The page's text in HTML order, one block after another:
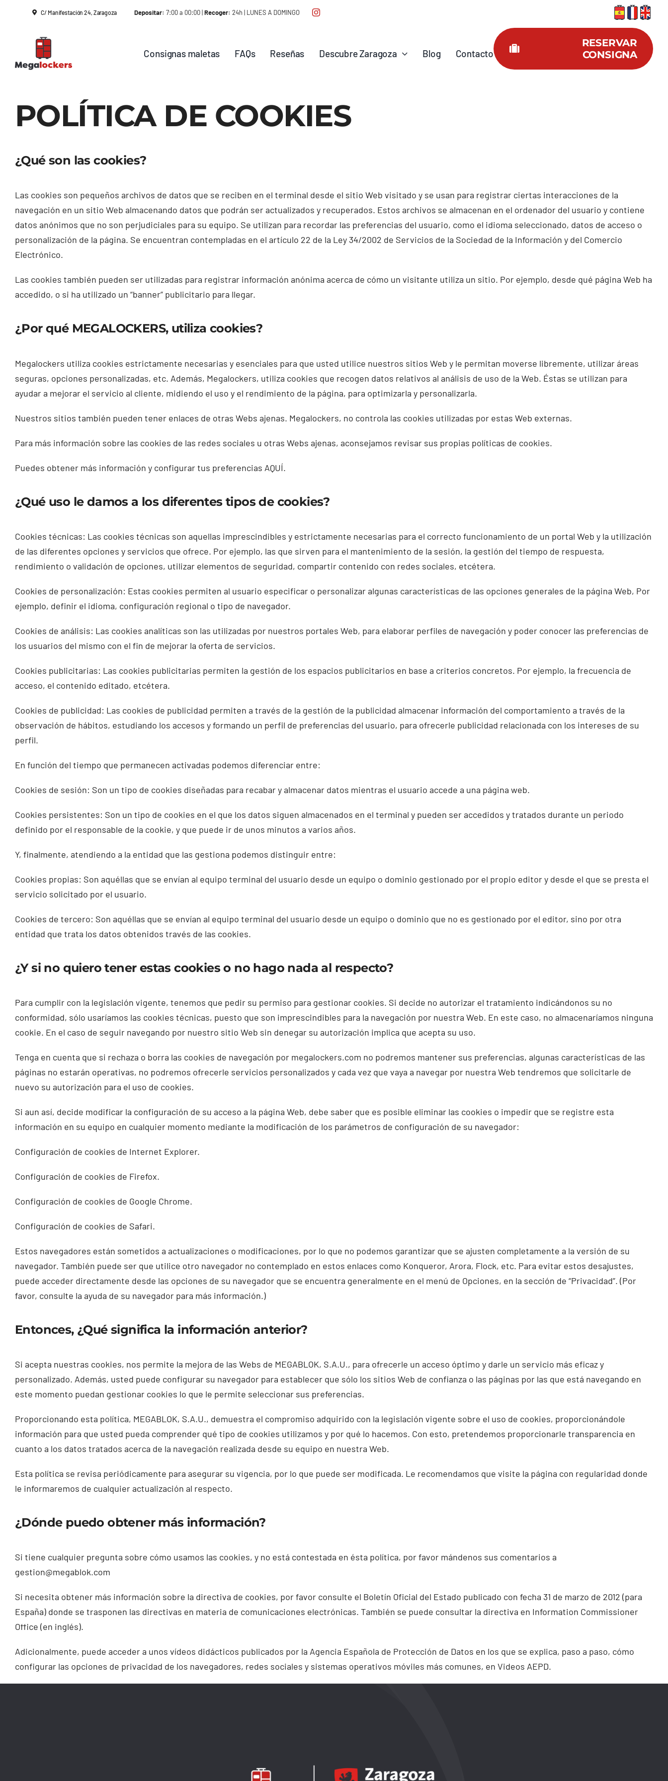
C/ Manifestación 24, Zaragoza Depositar: 7:00 a 00:00 |Recoger: 24h | LUNES A DOMINGO
Consignas maletas FAQs Reseñas Descubre Zaragoza Blog Contacto
RESERVAR
CONSIGNA
POLÍTICA DE COOKIES
¿Qué son las cookies?
Las cookies son pequeños archivos de datos que se reciben en el terminal desde el sitio Web visitado y se usan para registrar ciertas interacciones de la
navegación en un sitio Web almacenando datos que podrán ser actualizados y recuperados. Estos archivos se almacenan en el ordenador del usuario y contiene
datos anónimos que no son perjudiciales para su equipo. Se utilizan para recordar las preferencias del usuario, como el idioma seleccionado, datos de acceso o
personalización de la página. Se encuentran contempladas en el artículo 22 de la Ley 34/2002 de Servicios de la Sociedad de la Información y del Comercio
Electrónico.
Las cookies también pueden ser utilizadas para registrar información anónima acerca de cómo un visitante utiliza un sitio. Por ejemplo, desde qué página Web ha
accedido, o si ha utilizado un “banner” publicitario para llegar.
¿Por qué MEGALOCKERS, utiliza cookies?
Megalockers utiliza cookies estrictamente necesarias y esenciales para que usted utilice nuestros sitios Web y le permitan moverse libremente, utilizar áreas
seguras, opciones personalizadas, etc. Además, Megalockers, utiliza cookies que recogen datos relativos al análisis de uso de la Web. Éstas se utilizan para
ayudar a mejorar el servicio al cliente, midiendo el uso y el rendimiento de la página, para optimizarla y personalizarla.
Nuestros sitios también pueden tener enlaces de otras Webs ajenas. Megalockers, no controla las cookies utilizadas por estas Web externas.
Para más información sobre las cookies de las redes sociales u otras Webs ajenas, aconsejamos revisar sus propias políticas de cookies.
Puedes obtener más información y configurar tus preferencias AQUÍ.
¿Qué uso le damos a los diferentes tipos de cookies?
Cookies técnicas: Las cookies técnicas son aquellas imprescindibles y estrictamente necesarias para el correcto funcionamiento de un portal Web y la utilización
de las diferentes opciones y servicios que ofrece. Por ejemplo, las que sirven para el mantenimiento de la sesión, la gestión del tiempo de respuesta,
rendimiento o validación de opciones, utilizar elementos de seguridad, compartir contenido con redes sociales, etcétera.
Cookies de personalización: Estas cookies permiten al usuario especificar o personalizar algunas características de las opciones generales de la página Web, Por
ejemplo, definir el idioma, configuración regional o tipo de navegador.
Cookies de análisis: Las cookies analíticas son las utilizadas por nuestros portales Web, para elaborar perfiles de navegación y poder conocer las preferencias de
los usuarios del mismo con el fin de mejorar la oferta de servicios.
Cookies publicitarias: Las cookies publicitarias permiten la gestión de los espacios publicitarios en base a criterios concretos. Por ejemplo, la frecuencia de
acceso, el contenido editado, etcétera.
Cookies de publicidad: Las cookies de publicidad permiten a través de la gestión de la publicidad almacenar información del comportamiento a través de la
observación de hábitos, estudiando los accesos y formando un perfil de preferencias del usuario, para ofrecerle publicidad relacionada con los intereses de su
perfil.
En función del tiempo que permanecen activadas podemos diferenciar entre:
Cookies de sesión: Son un tipo de cookies diseñadas para recabar y almacenar datos mientras el usuario accede a una página web.
Cookies persistentes: Son un tipo de cookies en el que los datos siguen almacenados en el terminal y pueden ser accedidos y tratados durante un periodo
definido por el responsable de la cookie, y que puede ir de unos minutos a varios años.
Y, finalmente, atendiendo a la entidad que las gestiona podemos distinguir entre:
Cookies propias: Son aquéllas que se envían al equipo terminal del usuario desde un equipo o dominio gestionado por el propio editor y desde el que se presta el
servicio solicitado por el usuario.
Cookies de tercero: Son aquéllas que se envían al equipo terminal del usuario desde un equipo o dominio que no es gestionado por el editor, sino por otra
entidad que trata los datos obtenidos través de las cookies.
¿Y si no quiero tener estas cookies o no hago nada al respecto?
Para cumplir con la legislación vigente, tenemos que pedir su permiso para gestionar cookies. Si decide no autorizar el tratamiento indicándonos su no
conformidad, sólo usaríamos las cookies técnicas, puesto que son imprescindibles para la navegación por nuestra Web. En este caso, no almacenaríamos ninguna
cookie. En el caso de seguir navegando por nuestro sitio Web sin denegar su autorización implica que acepta su uso.
Tenga en cuenta que si rechaza o borra las cookies de navegación por megalockers.com no podremos mantener sus preferencias, algunas características de las
páginas no estarán operativas, no podremos ofrecerle servicios personalizados y cada vez que vaya a navegar por nuestra Web tendremos que solicitarle de
nuevo su autorización para el uso de cookies.
Si aun así, decide modificar la configuración de su acceso a la página Web, debe saber que es posible eliminar las cookies o impedir que se registre esta
información en su equipo en cualquier momento mediante la modificación de los parámetros de configuración de su navegador:
Configuración de cookies de Internet Explorer.
Configuración de cookies de Firefox.
Configuración de cookies de Google Chrome.
Configuración de cookies de Safari.
Estos navegadores están sometidos a actualizaciones o modificaciones, por lo que no podemos garantizar que se ajusten completamente a la versión de su
navegador. También puede ser que utilice otro navegador no contemplado en estos enlaces como Konqueror, Arora, Flock, etc. Para evitar estos desajustes,
puede acceder directamente desde las opciones de su navegador que se encuentra generalmente en el menú de Opciones, en la sección de “Privacidad”. (Por
favor, consulte la ayuda de su navegador para más información.)
Entonces, ¿Qué significa la información anterior?
Si acepta nuestras cookies, nos permite la mejora de las Webs de MEGABLOK, S.A.U., para ofrecerle un acceso óptimo y darle un servicio más eficaz y
personalizado. Además, usted puede configurar su navegador para establecer que sólo los sitios Web de confianza o las páginas por las que está navegando en
este momento puedan gestionar cookies lo que le permite seleccionar sus preferencias.
Proporcionando esta política, MEGABLOK, S.A.U., demuestra el compromiso adquirido con la legislación vigente sobre el uso de cookies, proporcionándole
información para que usted pueda comprender qué tipo de cookies utilizamos y por qué lo hacemos. Con esto, pretendemos proporcionarle transparencia en
cuanto a los datos tratados acerca de la navegación realizada desde su equipo en nuestra Web.
Esta política se revisa periódicamente para asegurar su vigencia, por lo que puede ser modificada. Le recomendamos que visite la página con regularidad donde
le informaremos de cualquier actualización al respecto.
¿Dónde puedo obtener más información?
Si tiene cualquier pregunta sobre cómo usamos las cookies, y no está contestada en ésta política, por favor mándenos sus comentarios a
gestion@megablok.com
Si necesita obtener más información sobre la directiva de cookies, por favor consulte el Boletín Oficial del Estado publicado con fecha 31 de marzo de 2012 (para
España) donde se trasponen las directivas en materia de comunicaciones electrónicas. También se puede consultar la directiva en Information Commissioner
Office (en inglés).
Adicionalmente, puede acceder a unos vídeos didácticos publicados por la Agencia Española de Protección de Datos en los que se explica, paso a paso, cómo
configurar las opciones de privacidad de los navegadores, redes sociales y sistemas operativos móviles más comunes, en Videos AEPD.